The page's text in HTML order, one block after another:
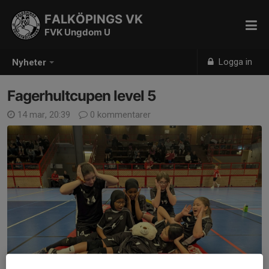
Nyheter Logga in
FALKÖPINGS VK
FVK Ungdom U
Fagerhultcupen level 5
14 mar, 20:39 0 kommentarer